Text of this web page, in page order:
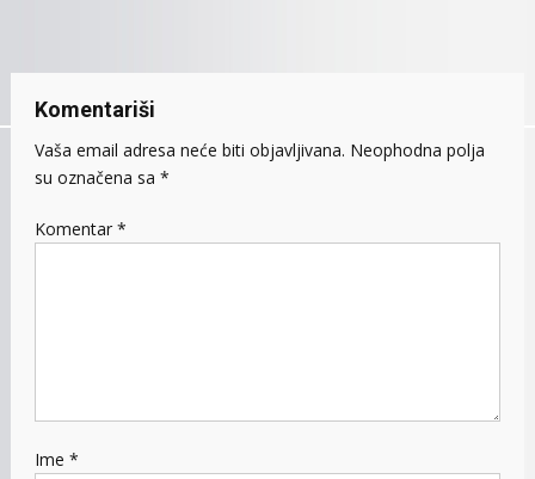
Komentariši
Vaša email adresa neće biti objavljivana. Neophodna polja
su označena sa *
Komentar *
Ime *